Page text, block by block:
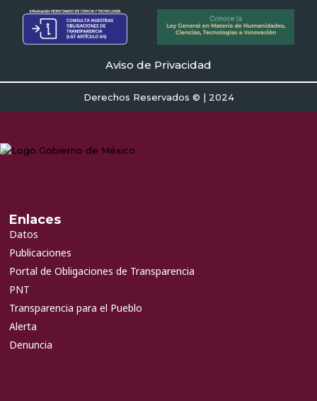
Aviso de Privacidad
Derechos Reservados © | 2024
Enlaces
Datos
Publicaciones
Portal de Obligaciones de Transparencia
PNT
Transparencia para el Pueblo
Alerta
Denuncia